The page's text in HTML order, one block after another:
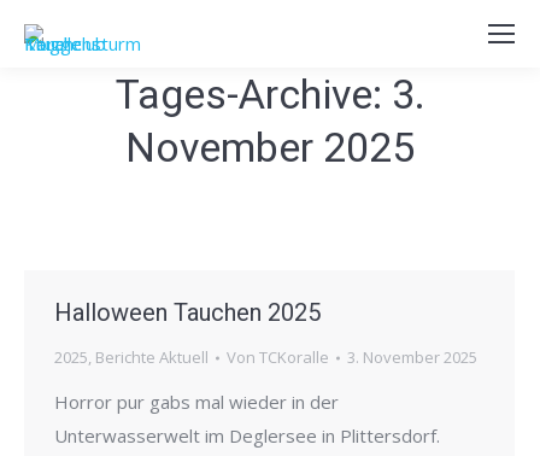
Tages-Archive: 3.
November 2025
Halloween Tauchen 2025
2025, Berichte Aktuell Von TCKoralle 3. November 2025
Horror pur gabs mal wieder in der
Unterwasserwelt im Deglersee in Plittersdorf.